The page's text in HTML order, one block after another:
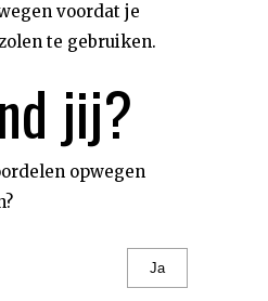
voordat je
te gebruiken.
jij?
opwegen
Ja